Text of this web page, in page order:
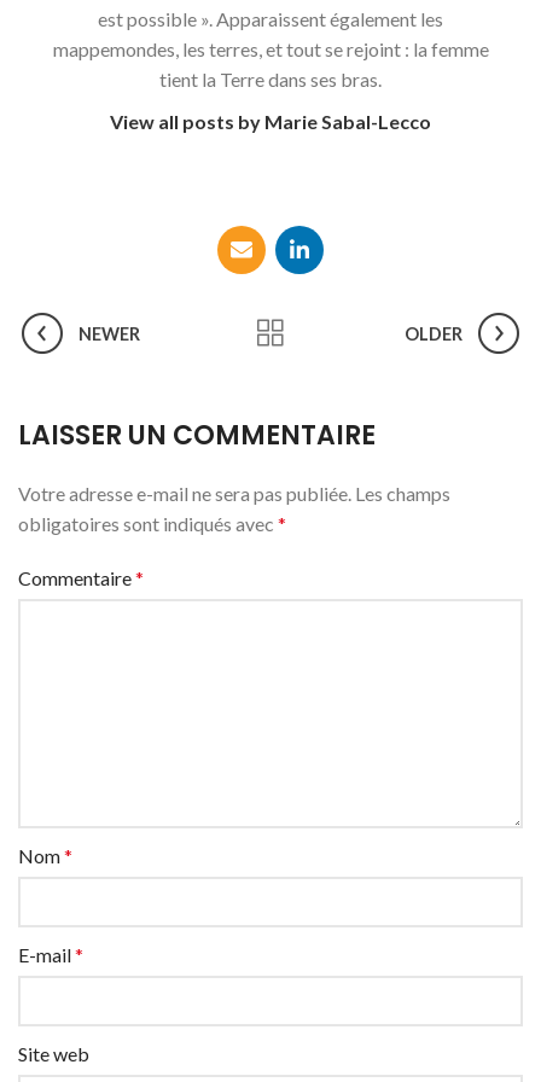
est possible ». Apparaissent également les
mappemondes, les terres, et tout se rejoint : la femme
tient la Terre dans ses bras.
View all posts by Marie Sabal-Lecco
NEWER OLDER
LAISSER UN COMMENTAIRE
Votre adresse e-mail ne sera pas publiée. Les champs
obligatoires sont indiqués avec *
Commentaire*
Nom*
E-mail*
Site web